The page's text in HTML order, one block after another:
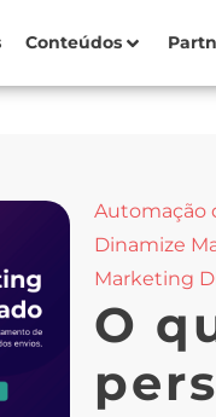
Conteúdos
Automação
Dinamize
Marketing
O